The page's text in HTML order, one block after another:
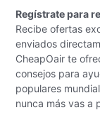
Regístrate para
Recibe ofertas
enviados
CheapOair te
consejos para
populares
nunca más vas a